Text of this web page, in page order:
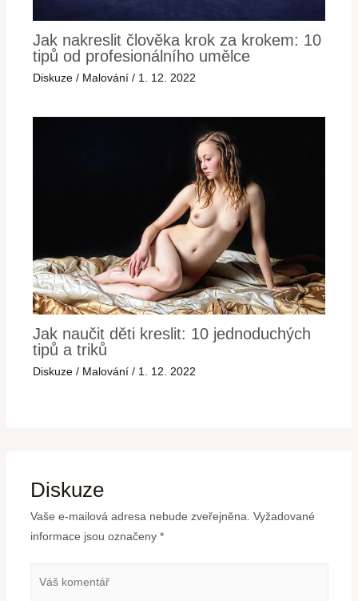
Jak nakreslit člověka krok za krokem: 10
tipů od profesionálního umělce
Diskuze / Malování / 1. 12. 2022
Jak naučit děti kreslit: 10 jednoduchých
tipů a triků
Diskuze / Malování / 1. 12. 2022
Diskuze
Vaše e-mailová adresa nebude zveřejněna. Vyžadované
informace jsou označeny *